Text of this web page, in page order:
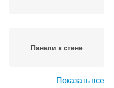
Панели к стене
Показать все